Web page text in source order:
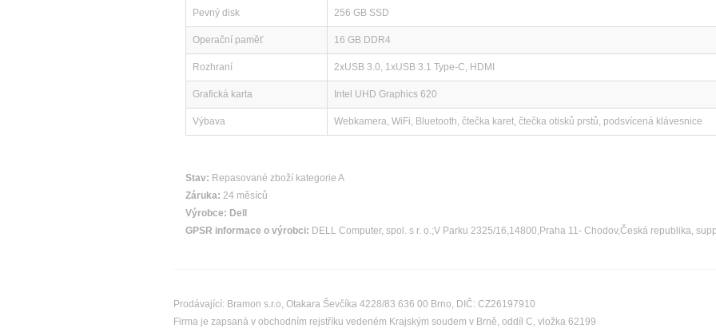
Pevný disk 256 GB SSD
Operační paměť 16 GB DDR4
Rozhraní 2xUSB 3.0, 1xUSB 3.1 Type-C, HDMI
Grafická karta Intel UHD Graphics 620
Výbava Webkamera, WiFi, Bluetooth, čtečka karet, čtečka otisků prstů, podsvícená klávesnice
Stav: Repasované zboží kategorie A
Záruka: 24 měsíců
Výrobce: Dell
GPSR informace o výrobci: DELL Computer, spol. s r. o.;V Parku 2325/16,14800,Praha 11- Chodov,Česká republika,
Prodávající: Bramon s.r.o, Otakara Ševčíka 4228/83 636 00 Brno, DIČ: CZ26197910
Firma je zapsaná v obchodním rejstříku vedeném Krajským soudem v Brně, oddíl C, vložka 62199